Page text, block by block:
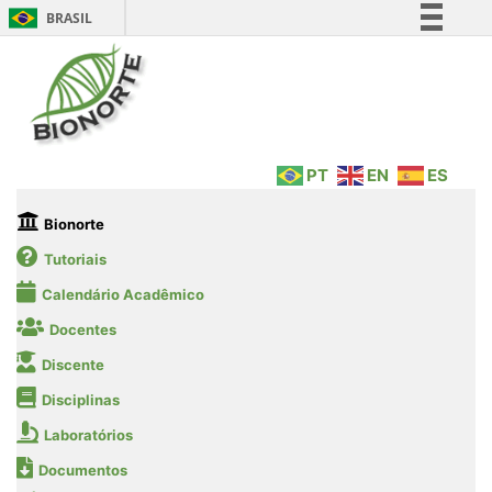
BRASIL
Legislação
PT EN ES
Bionorte
Tutoriais
Calendário Acadêmico
Docentes
Discente
Disciplinas
Laboratórios
Documentos